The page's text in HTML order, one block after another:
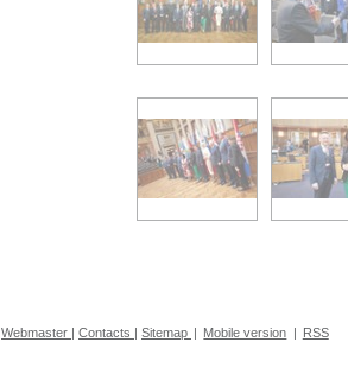
Webmaster Contacts Sitemap Mobile version RSS